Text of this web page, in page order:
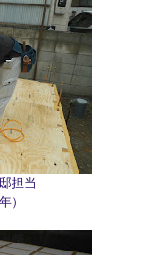
担当
）